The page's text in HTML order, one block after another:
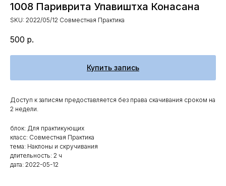
1008 Париврита Упавиштха Конасана
SKU: 2022/05/12 Совместная Практика
500 р.
Купить запись
Доступ к записям предоставляется без права скачивания сроком на
2 недели.
блок: Для практикующих
класс: Совместная Практика
тема: Наклоны и скручивания
длительность: 2 ч
дата: 2022-05-12